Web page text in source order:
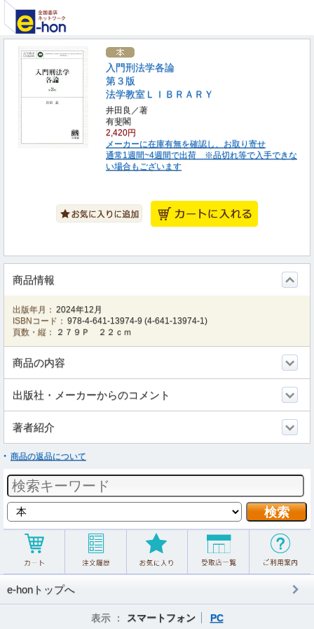
入門刑法学各論
第３版
法学教室ＬＩＢＲＡＲＹ
井田良／著
有斐閣
2,420円
メーカーに在庫有無を確認し、お取り寄せ
通常1週間~4週間で出荷 ※品切れ等で入手できな
い場合もございます
商品情報
出版年月： 2024年12月
ISBNコード： 978-4-641-13974-9 (4-641-13974-1)
頁数・縦：
２７９Ｐ ２２ｃｍ
商品の内容
出版社・メーカーからのコメント
著者紹介
商品の返品について
e-honトップへ
表示 ： スマートフォン PC